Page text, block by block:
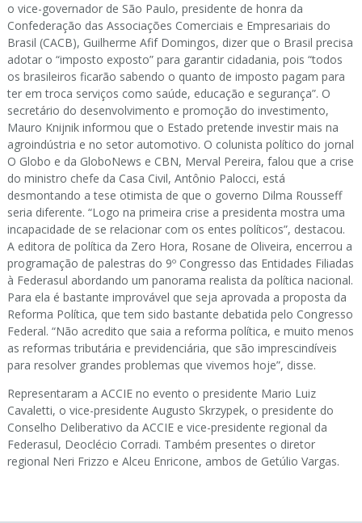
o vice-governador de São Paulo, presidente de honra da
Confederação das Associações Comerciais e Empresariais do
Brasil (CACB), Guilherme Afif Domingos, dizer que o Brasil precisa
adotar o “imposto exposto” para garantir cidadania, pois “todos
os brasileiros ficarão sabendo o quanto de imposto pagam para
ter em troca serviços como saúde, educação e segurança”. O
secretário do desenvolvimento e promoção do investimento,
Mauro Knijnik informou que o Estado pretende investir mais na
agroindústria e no setor automotivo. O colunista político do jornal
O Globo e da GloboNews e CBN, Merval Pereira, falou que a crise
do ministro chefe da Casa Civil, Antônio Palocci, está
desmontando a tese otimista de que o governo Dilma Rousseff
seria diferente. “Logo na primeira crise a presidenta mostra uma
incapacidade de se relacionar com os entes políticos”, destacou.
A editora de política da Zero Hora, Rosane de Oliveira, encerrou a
programação de palestras do 9º Congresso das Entidades Filiadas
à Federasul abordando um panorama realista da política nacional.
Para ela é bastante improvável que seja aprovada a proposta da
Reforma Política, que tem sido bastante debatida pelo Congresso
Federal. “Não acredito que saia a reforma política, e muito menos
as reformas tributária e previdenciária, que são imprescindíveis
para resolver grandes problemas que vivemos hoje”, disse.
Representaram a ACCIE no evento o presidente Mario Luiz
Cavaletti, o vice-presidente Augusto Skrzypek, o presidente do
Conselho Deliberativo da ACCIE e vice-presidente regional da
Federasul, Deoclécio Corradi. Também presentes o diretor
regional Neri Frizzo e Alceu Enricone, ambos de Getúlio Vargas.